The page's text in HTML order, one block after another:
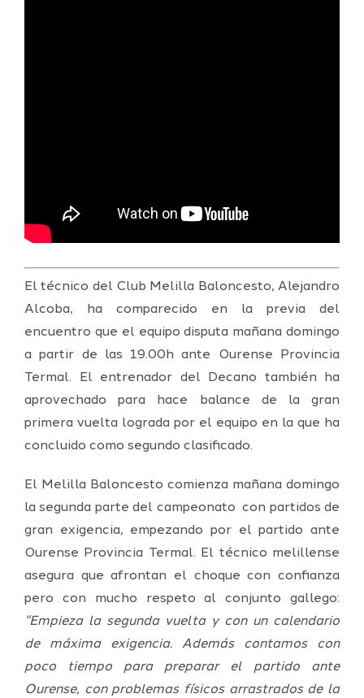
El técnico del Club Melilla Baloncesto, Alejandro
Alcoba, ha comparecido en la previa del
encuentro que el equipo disputa mañana domingo
a partir de las 19.00h ante Ourense Provincia
Termal. El entrenador del Decano también ha
aprovechado para hace balance de la gran
primera vuelta lograda por el equipo en la que ha
concluido como segundo clasificado.
El Melilla Baloncesto comienza mañana domingo
la segunda parte del campeonato con partidos de
gran exigencia, empezando por el partido ante
Ourense Provincia Termal. El técnico melillense
asegura que afrontan el choque con confianza
pero con mucho respeto al conjunto gallego:
“Empieza la segunda vuelta y con un calendario
de máxima exigencia. Además contamos con
poco tiempo para preparar el partido ante
Ourense, con problemas físicos arrastrados de la